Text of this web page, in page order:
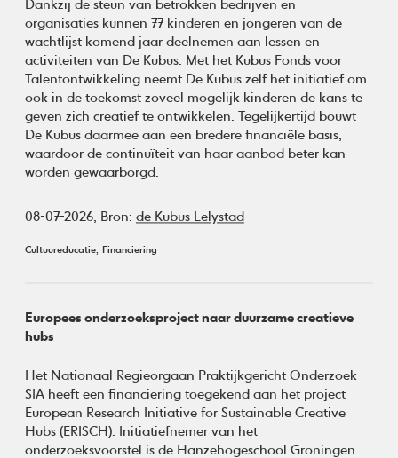
Dankzij de steun van betrokken bedrijven en
organisaties kunnen 77 kinderen en jongeren van de
wachtlijst komend jaar deelnemen aan lessen en
activiteiten van De Kubus. Met het Kubus Fonds voor
Talentontwikkeling neemt De Kubus zelf het initiatief om
ook in de toekomst zoveel mogelijk kinderen de kans te
geven zich creatief te ontwikkelen. Tegelijkertijd bouwt
De Kubus daarmee aan een bredere financiële basis,
waardoor de continuïteit van haar aanbod beter kan
worden gewaarborgd.
08-07-2026, Bron: de Kubus Lelystad
Cultuureducatie Financiering
Europees onderzoeksproject naar duurzame creatieve
hubs
Het Nationaal Regieorgaan Praktijkgericht Onderzoek
SIA heeft een financiering toegekend aan het project
European Research Initiative for Sustainable Creative
Hubs (ERISCH). Initiatiefnemer van het
onderzoeksvoorstel is de Hanzehogeschool Groningen.